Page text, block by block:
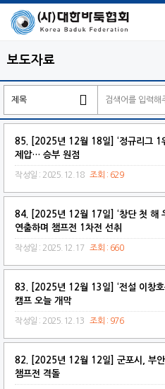
보도자료
85. [2025년 12월 18일] ‘정규리그 1
제압… 승부 원점
작성일 : 2025.12.18 조회 : 629
84. [2025년 12월 17일] ‘창단 첫 해
연출하며 챔프전 1차전 선취
작성일 : 2025.12.17 조회 : 660
83. [2025년 12월 13일] ‘전설 이창
캠프 오늘 개막
작성일 : 2025.12.13 조회 : 976
82. [2025년 12월 12일] 군포시, 부
챔프전 격돌